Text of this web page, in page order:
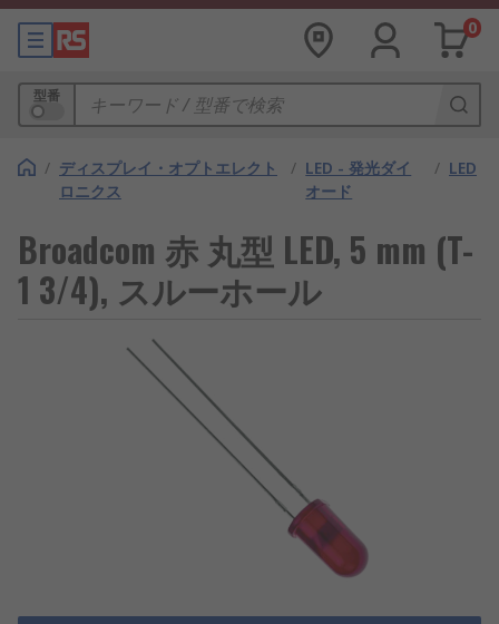
0
型番
/ ディスプレイ・オプトエレクト
ロニクス
/ LED - 発光ダイ
オード
/ LED
Broadcom 赤 丸型 LED, 5 mm (T-
1 3/4), スルーホール